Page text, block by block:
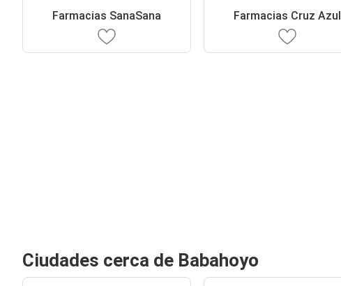
Farmacias SanaSana Farmacias Cruz Azul
Ciudades cerca de Babahoyo